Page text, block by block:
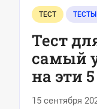
ТЕСТ
Тест
самый
на эти
15 сентября